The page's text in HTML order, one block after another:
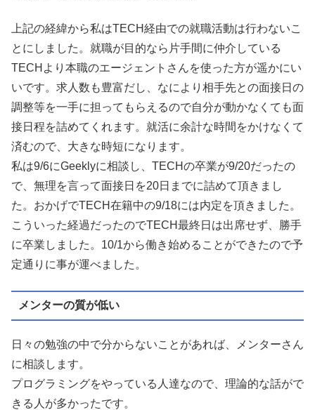
上記の経緯から私はTECH経由での就職活動は行わないこ
とにしました。就職が目的なら片手間に仲介している
TECHより本職のエージェントさんを使った方が遥かにい
いです。求人数も豊富だし、なにより相手先との面接日の
調整等を一手に担ってもらえるので自分が動かなくても面
接日程を詰めてくれます。就活に余計な時間をかけなくて
済むので、大きな時短になります。
私は9/6にGeeklyに相談し、TECHの卒業が9/20だったの
で、無理を言って面接日を20日までに詰めて頂きまし
た。おかげでTECH在籍中の9/18には内定を頂きました。
こういった経過だったのでTECH最終日は出席せず、勝手
に卒業しました。10/1から働き始めることができたので予
定通りに事が運べました。
メンターの質が低い
日々の勉強の中で分からないことがあれば、メンターさん
に相談します。
プログラミングをやっている人達なので、理論的な話がで
きる人が多かったです。